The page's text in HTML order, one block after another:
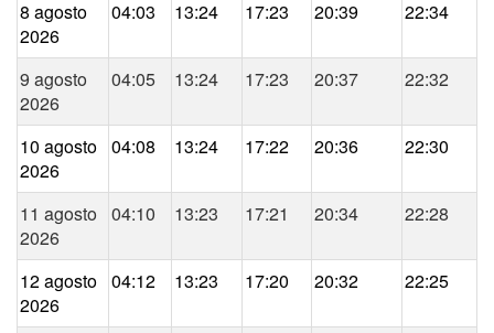
8 agosto
2026
04:03 13:24 17:23 20:39 22:34
9 agosto
2026
04:05 13:24 17:23 20:37 22:32
10 agosto
2026
04:08 13:24 17:22 20:36 22:30
11 agosto
2026
04:10 13:23 17:21 20:34 22:28
12 agosto
2026
04:12 13:23 17:20 20:32 22:25